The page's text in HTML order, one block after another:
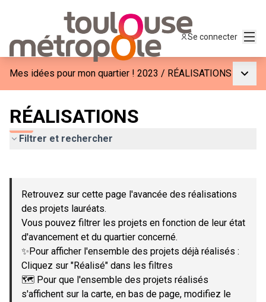
Se connecter
Mes idées pour mon quartier ! 2023 / RÉALISATIONS
RÉALISATIONS
Filtrer et rechercher
−
Retrouvez sur cette page l'avancée des réalisations
des projets lauréats.
Vous pouvez filtrer les projets en fonction de leur état
d'avancement et du quartier concerné.
✨Pour afficher l'ensemble des projets déjà réalisés :
Cliquez sur "Réalisé" dans les filtres
🗺️ Pour que l'ensemble des projets réalisés
s'affichent sur la carte, en bas de page, modifiez le